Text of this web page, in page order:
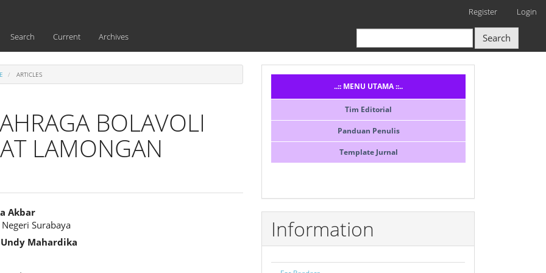
Register Login
Search Current Archives Search
ARTICLES
BOLAVOLI
LAMONGAN
Akbar
Surabaya
Mahardika
Menusidebar
..:: MENU UTAMA ::..
Tim Editorial
Panduan Penulis
Template Jurnal
Information